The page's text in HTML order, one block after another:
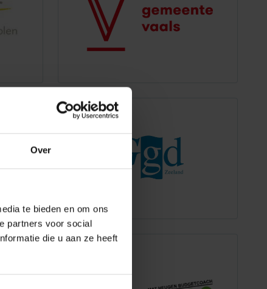
Over
te bieden en om ons
partners voor social
die u aan ze heeft